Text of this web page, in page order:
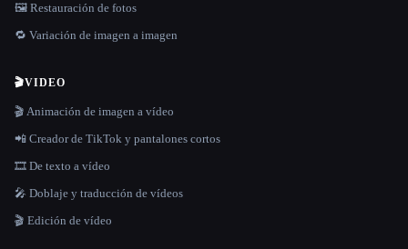
🖼️ Restauración de fotos
🔁 Variación de imagen a imagen
🎬VIDEO
🎬 Animación de imagen a vídeo
📲 Creador de TikTok y pantalones cortos
🎞️ De texto a vídeo
🎤 Doblaje y traducción de vídeos
🎬 Edición de vídeo